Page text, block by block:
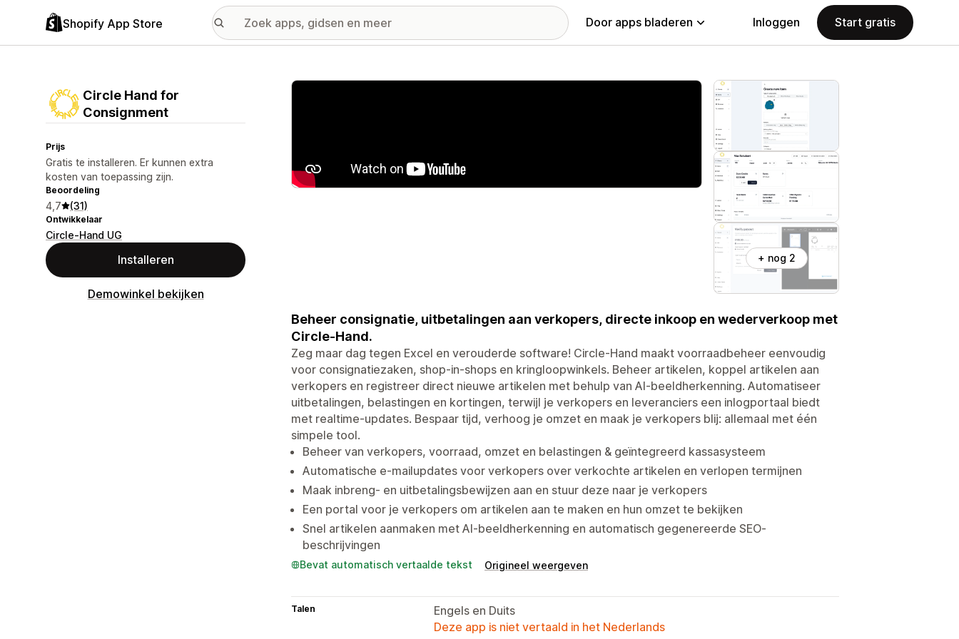
Shopify App Store Door apps bladeren Inloggen Start gratis
Circle Hand for
Consignment
Prijs
Gratis te installeren. Er kunnen extra
kosten van toepassing zijn.
Beoordeling
4,7 (31)
Ontwikkelaar
Circle-Hand UG
Installeren
Demowinkel bekijken
Galerij met uitgelichte afbeeldingen
+ nog 2
Beheer consignatie, uitbetalingen aan verkopers, directe inkoop en wederverkoop met
Circle-Hand.
Zeg maar dag tegen Excel en verouderde software! Circle-Hand maakt voorraadbeheer eenvoudig
voor consignatiezaken, shop-in-shops en kringloopwinkels. Beheer artikelen, koppel artikelen aan
verkopers en registreer direct nieuwe artikelen met behulp van AI-beeldherkenning. Automatiseer
uitbetalingen, belastingen en kortingen, terwijl je verkopers en leveranciers een inlogportaal biedt
met realtime-updates. Bespaar tijd, verhoog je omzet en maak je verkopers blij: allemaal met één
simpele tool.
Beheer van verkopers, voorraad, omzet en belastingen & geïntegreerd kassasysteem
Automatische e-mailupdates voor verkopers over verkochte artikelen en verlopen termijnen
Maak inbreng- en uitbetalingsbewijzen aan en stuur deze naar je verkopers
Een portal voor je verkopers om artikelen aan te maken en hun omzet te bekijken
Snel artikelen aanmaken met AI-beeldherkenning en automatisch gegenereerde SEO-
beschrijvingen
Bevat automatisch vertaalde tekst Origineel weergeven
Talen
Engels en Duits
Deze app is niet vertaald in het Nederlands